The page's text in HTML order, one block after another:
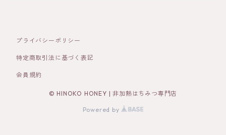
プライバシーポリシー
特定商取引法に基づく表記
会員規約
© HINOKO HONEY | 非加熱はちみつ専門店
Powered by